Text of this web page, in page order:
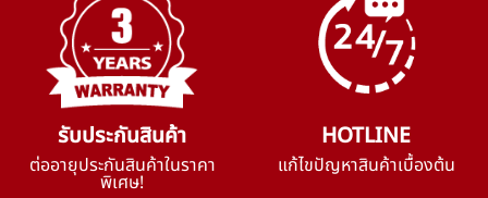
รับประกันสินค้า
ต่ออายุประกันสินค้าในราคา
พิเศษ!
HOTLINE
แก้ไขปัญหาสินค้าเบื้องต้น